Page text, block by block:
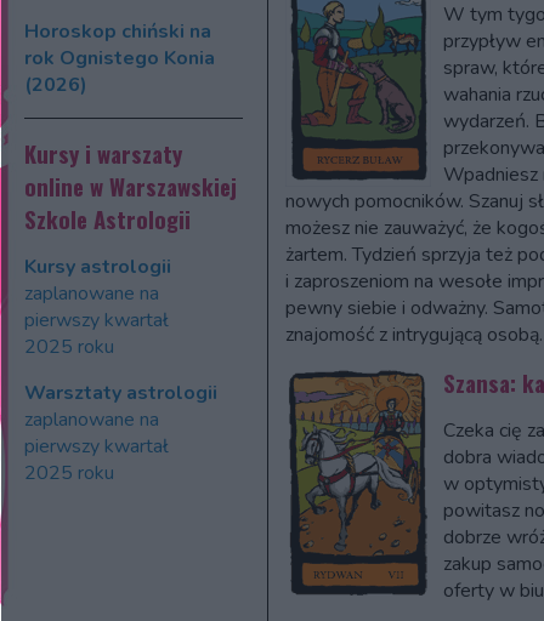
Horoskop chiński na
rok Ognistego Konia
(2026)
Kursy i warszaty
online w Warszawskiej
Szkole Astrologii
Kursy astrologii
zaplanowane na
pierwszy kwartał
2025 roku
Warsztaty astrologii
zaplanowane na
pierwszy kwartał
2025 roku
W tym
przypływ
spraw,
wahania
wydarzeń.
Wpadniesz
nowych pomocników. Szanuj
możesz nie zauważyć, że
żartem. Tydzień sprzyja też
i zaproszeniom na wesołe
pewny siebie i odważny.
znajomość z intrygującą osobą.
Szansa:
Czeka cię
dobra
w
powitasz
dobrze
zakup
oferty w